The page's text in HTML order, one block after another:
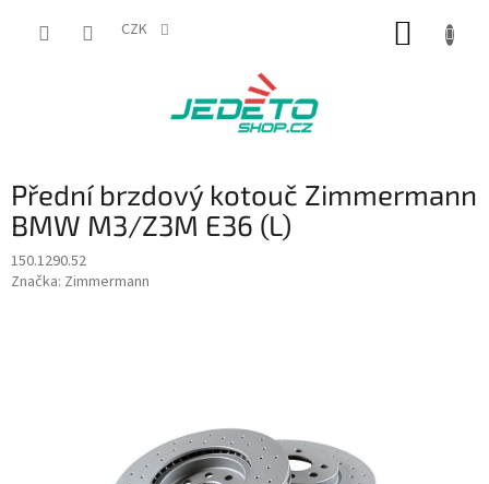
CZK
Přední brzdový kotouč Zimmermann
BMW M3/Z3M E36 (L)
150.1290.52
Značka: Zimmermann